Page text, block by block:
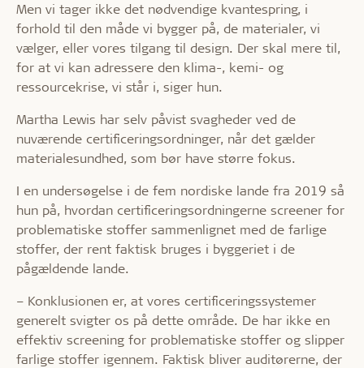
Men vi tager ikke det nødvendige kvantespring, i
forhold til den måde vi bygger på, de materialer, vi
vælger, eller vores tilgang til design. Der skal mere til,
for at vi kan adressere den klima-, kemi- og
ressourcekrise, vi står i, siger hun.
Martha Lewis har selv påvist svagheder ved de
nuværende certificeringsordninger, når det gælder
materialesundhed, som bør have større fokus.
I en undersøgelse i de fem nordiske lande fra 2019 så
hun på, hvordan certificeringsordningerne screener for
problematiske stoffer sammenlignet med de farlige
stoffer, der rent faktisk bruges i byggeriet i de
pågældende lande.
– Konklusionen er, at vores certificeringssystemer
generelt svigter os på dette område. De har ikke en
effektiv screening for problematiske stoffer og slipper
farlige stoffer igennem. Faktisk bliver auditørerne, der